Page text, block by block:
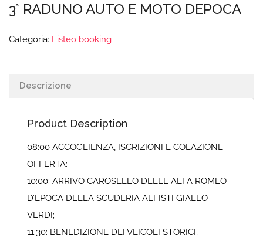
3° RADUNO AUTO E MOTO DEPOCA
Categoria: Listeo booking
Descrizione
Product Description
08:00 ACCOGLIENZA, ISCRIZIONI E COLAZIONE
OFFERTA:
10:00: ARRIVO CAROSELLO DELLE ALFA ROMEO
D’EPOCA DELLA SCUDERIA ALFISTI GIALLO
VERDI;
11:30: BENEDIZIONE DEI VEICOLI STORICI;